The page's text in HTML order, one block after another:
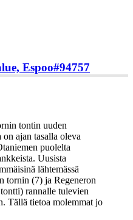
Espoo#94757
tontin uuden
on ajan tasalla oleva
puolelta
Uusista
lähtemässä
tornin (7) ja Regeneron
rannalle tulevien
Tällä tietoa molemmat jo